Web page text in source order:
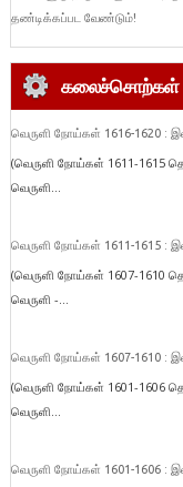
தண்டிக்கப்பட வேண்டும்!
கலைச்சொற்கள்
வெருளி நோய்கள் 1616-1620 :
(வெருளி நோய்கள் 1611-1615
வெருளி...
வெருளி நோய்கள் 1611-1615 :
(வெருளி நோய்கள் 1607-1610
வெருளி -...
வெருளி நோய்கள் 1607-1610 :
(வெருளி நோய்கள் 1601-1606
வெருளி...
வெருளி நோய்கள் 1601-1606 :